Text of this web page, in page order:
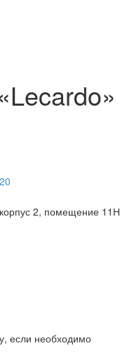
2, помещение 11Н
если необходимо